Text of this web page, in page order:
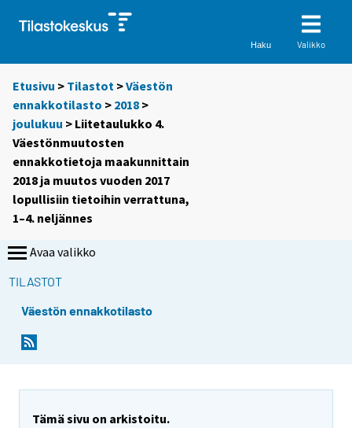
Haku Valikko
Etusivu > Tilastot >Väestön
ennakkotilasto > 2018 >
joulukuu > Liitetaulukko 4.
Väestönmuutosten
ennakkotietoja maakunnittain
2018 ja muutos vuoden 2017
lopullisiin tietoihin verrattuna,
1–4. neljännes
Avaa valikko
TILASTOT
Väestön ennakkotilasto
Tämä sivu on arkistoitu.